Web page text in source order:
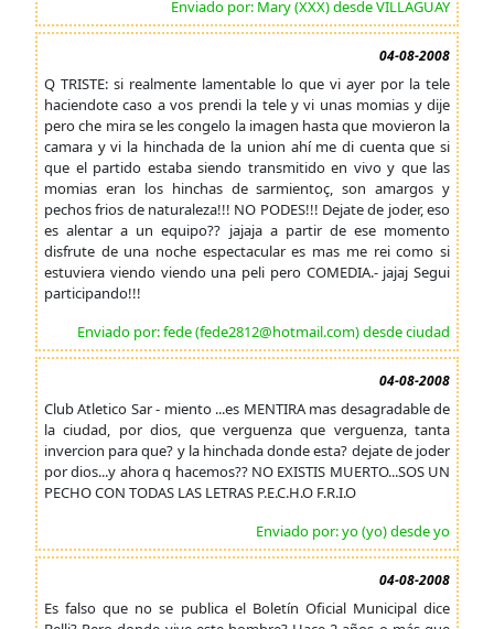
Enviado por: Mary (XXX) desde VILLAGUAY
04-08-2008
Q TRISTE: si realmente lamentable lo que vi ayer por la tele
haciendote caso a vos prendi la tele y vi unas momias y dije
pero che mira se les congelo la imagen hasta que movieron la
camara y vi la hinchada de la union ahí me di cuenta que si
que el partido estaba siendo transmitido en vivo y que las
momias eran los hinchas de sarmientoç, son amargos y
pechos frios de naturaleza!!! NO PODES!!! Dejate de joder, eso
es alentar a un equipo?? jajaja a partir de ese momento
disfrute de una noche espectacular es mas me rei como si
estuviera viendo viendo una peli pero COMEDIA.- jajaj Segui
participando!!!
Enviado por: fede (fede2812@hotmail.com) desde ciudad
04-08-2008
Club Atletico Sar - miento ...es MENTIRA mas desagradable de
la ciudad, por dios, que verguenza que verguenza, tanta
invercion para que? y la hinchada donde esta? dejate de joder
por dios...y ahora q hacemos?? NO EXISTIS MUERTO...SOS UN
PECHO CON TODAS LAS LETRAS P.E.C.H.O F.R.I.O
Enviado por: yo (yo) desde yo
04-08-2008
Es falso que no se publica el Boletín Oficial Municipal dice